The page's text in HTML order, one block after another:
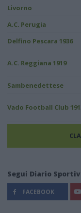
Livorno
A.C. Perugia
Delfino Pescara 1936
A.C. Reggiana 1919
Sambenedettese
Vado Football Club
Segui Diario
FACEBOOK